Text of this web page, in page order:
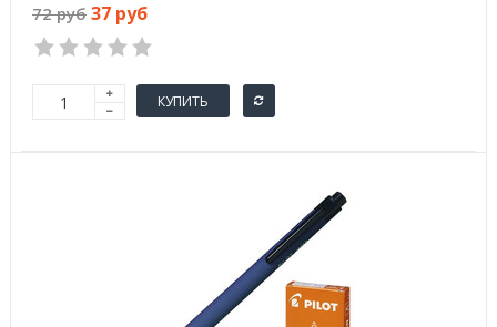
72 руб 37 руб
КУПИТЬ